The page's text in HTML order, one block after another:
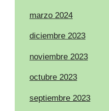
marzo 2024
diciembre 2023
noviembre 2023
octubre 2023
septiembre 2023